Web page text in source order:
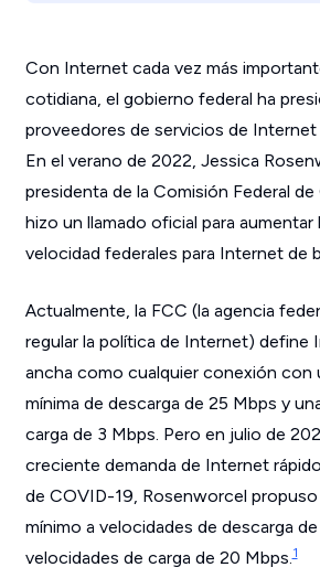
Con Internet cada vez más
cotidiana, el gobierno federal ha
proveedores de servicios de Internet
En el verano de 2022, Jessica
presidenta de la Comisión Federal
hizo un llamado oficial para aumentar
velocidad federales para Internet de
Actualmente, la FCC (la agencia
regular la política de Internet) define
ancha como cualquier conexión con
mínima de descarga de 25 Mbps y
carga de 3 Mbps. Pero en julio de
creciente demanda de Internet
de COVID-19, Rosenworcel
mínimo a velocidades de descarga
velocidades de carga de 20 Mbps.1